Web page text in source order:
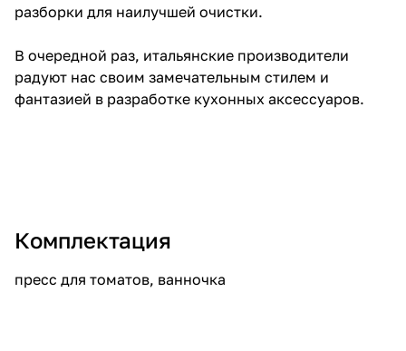
разборки для наилучшей очистки.
В очередной раз, итальянские производители
радуют нас своим замечательным стилем и
фантазией в разработке кухонных аксессуаров.
Комплектация
пресс для томатов, ванночка